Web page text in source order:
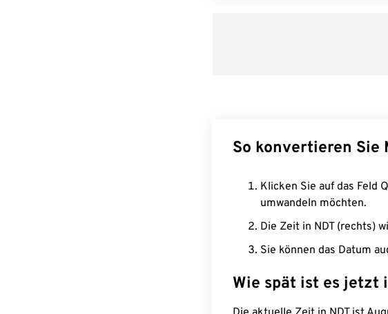
So konvertieren Sie
Klicken Sie auf das Feld
umwandeln möchten.
Die Zeit in NDT (rechts)
Sie können das Datum
Wie spät ist es jetzt